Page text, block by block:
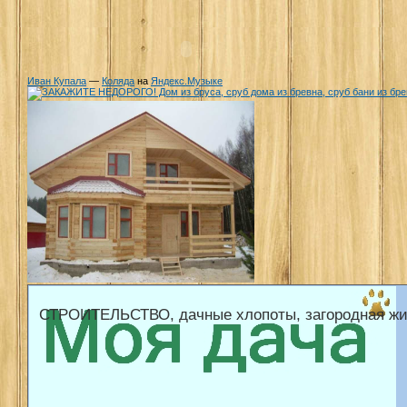
Иван Купала — Коляда на Яндекс.Музыке
СТРОИТЕЛЬСТВО, дачные хлопоты, загородная